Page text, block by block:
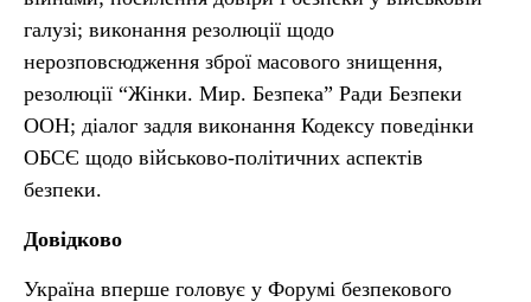
галузі; виконання резолюції щодо
нерозповсюдження зброї масового знищення,
резолюції “Жінки. Мир. Безпека” Ради Безпеки
ООН; діалог задля виконання Кодексу поведінки
ОБСЄ щодо військово-політичних аспектів
безпеки.
Довідково
Україна вперше головує у Форумі безпекового